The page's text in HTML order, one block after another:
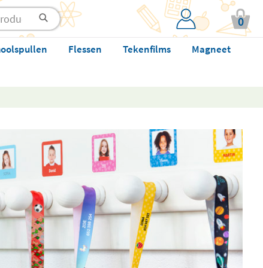
0
Flessen Tekenfilms
Magneet